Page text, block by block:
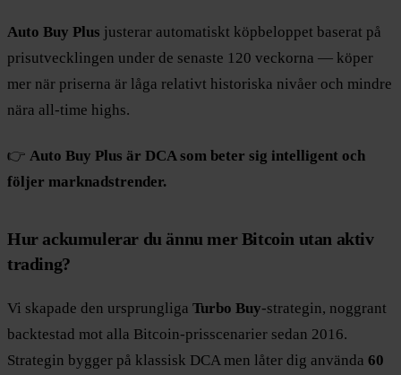
Auto Buy Plus justerar automatiskt köpbeloppet baserat på
prisutvecklingen under de senaste 120 veckorna — köper
mer när priserna är låga relativt historiska nivåer och mindre
nära all-time highs.
👉 Auto Buy Plus är DCA som beter sig intelligent och
följer marknadstrender.
Hur ackumulerar du ännu mer Bitcoin utan aktiv
trading?
Vi skapade den ursprungliga Turbo Buy-strategin, noggrant
backtestad mot alla Bitcoin-prisscenarier sedan 2016.
Strategin bygger på klassisk DCA men låter dig använda 60